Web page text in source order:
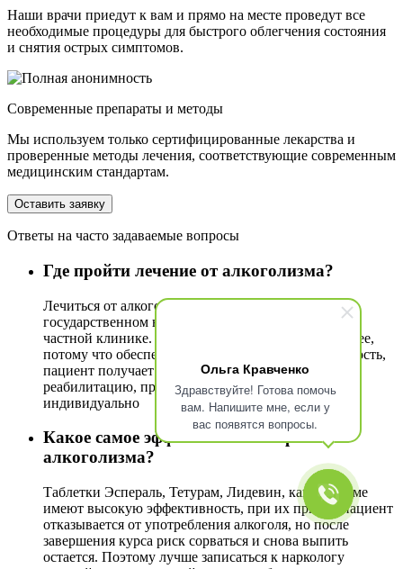
Ольга Кравченко
Здравствуйте! Готова помочь
вам. Напишите мне, если у
вас появятся вопросы.
Наши врачи приедут к вам и прямо на месте проведут все
необходимые процедуры для быстрого облегчения состояния
и снятия острых симптомов.
Современные препараты и методы
Мы используем только сертифицированные лекарства и
проверенные методы лечения, соответствующие современным
медицинским стандартам.
Оставить заявку
Ответы на часто задаваемые вопросы
Где пройти лечение от алкоголизма?
Лечиться от алкогольной зависимости можно в
государственном наркологическом диспансере и в
частной клинике. Второй вариант предпочтительнее,
потому что обеспечивается 100% конфиденциальность,
пациент получает эффективное лечение и
реабилитацию, программа которых составляется
индивидуально
Какое самое эффективное лекарство от
алкоголизма?
Таблетки Эспераль, Тетурам, Лидевин, капли Колме
имеют высокую эффективность, при их приеме пациент
отказывается от употребления алкоголя, но после
завершения курса риск сорваться и снова выпить
остается. Поэтому лучше записаться к наркологу